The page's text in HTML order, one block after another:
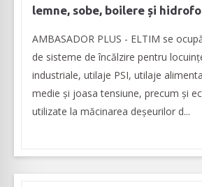
lemne, sobe, boilere și
AMBASADOR PLUS - ELTIM se
de sisteme de încălzire pentru
industriale, utilaje PSI, utilaje
medie şi joasa tensiune, precum şi
utilizate la măcinarea deşeurilor d...